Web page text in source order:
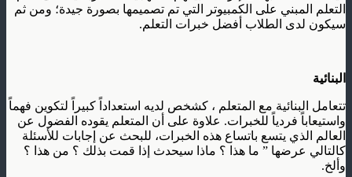
التعلم المبني على الكمبيوتر التي تم تصميمها بصورة جيدة؛ ومن ثم
سيكون لدى الطلاب أفضل خبرات التعلم.
البنائية
تتعامل البنائية مع المتعلم ، كشخص لديه استعداداً كبيراً لتكوين فهماً
واستيعاباً فردياً للخبرات. علاوة على أن المتعلم يقوده الفضول عن
العالم الذي يتسع باتساع هذه الخبرات، للبحث عن إجابات للأسئلة
كالتالي عرضها ” ما هذا ؟ ماذا سيحدث إذا قمت بذلك ؟ من هذا ؟
وألخ.